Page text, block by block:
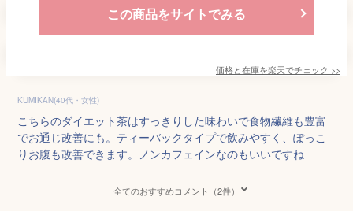
この商品をサイトでみる
価格と在庫を楽天でチェック >>
KUMIKAN(40代・女性)
こちらのダイエット茶はすっきりした味わいで食物繊維も豊富
でお通じ改善にも。ティーバックタイプで飲みやすく、ぽっこ
りお腹も改善できます。ノンカフェインなのもいいですね
全てのおすすめコメント（2件）